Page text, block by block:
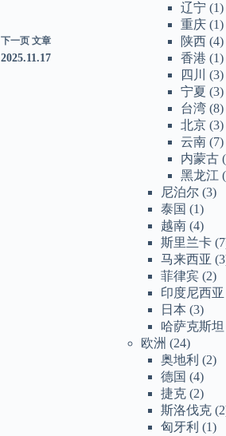
下一页 文章
2025.11.17
辽宁 (1)
重庆 (1)
陕西 (4)
香港 (1)
四川
(3)
宁夏 (3)
台湾 (8)
北京 (3)
云南 (7)
内蒙古
黑龙江
尼泊尔 (3)
泰国 (1)
越南 (4)
斯里兰卡
马来西亚
菲律宾 (2)
印度尼西亚
日本 (3)
哈萨克斯坦
欧洲 (24)
奥地利 (2)
德国 (4)
捷克 (2)
斯洛伐克
匈牙利 (1)